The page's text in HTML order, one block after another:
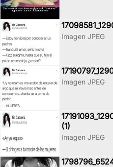
Imagen JPEG
Imagen JPEG
(1)
Imagen JPEG